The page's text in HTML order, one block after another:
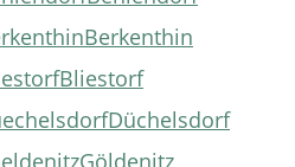
Berkenthin
Bliestorf
Düchelsdorf
Göldenitz